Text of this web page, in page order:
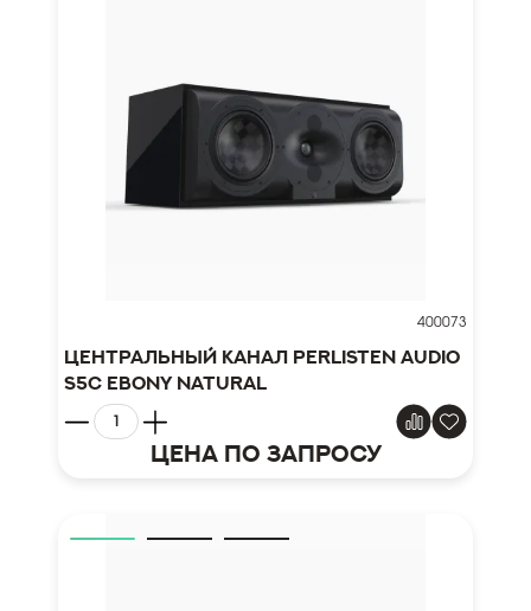
400073
Центральный канал Perlisten Audio
S5c Ebony Natural
Цена по запросу